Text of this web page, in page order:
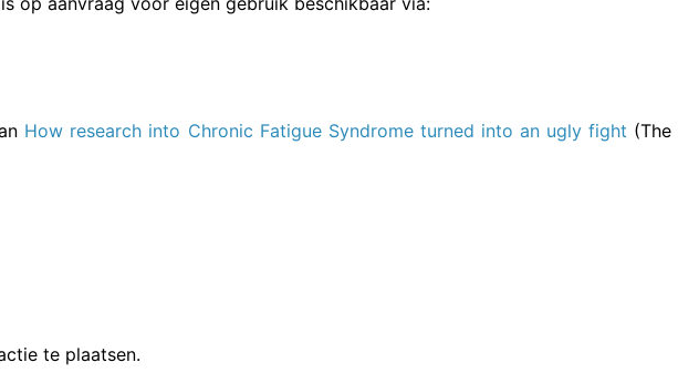
How research into Chronic Fatigue Syndrome turned into an ugly fight (The
te plaatsen.